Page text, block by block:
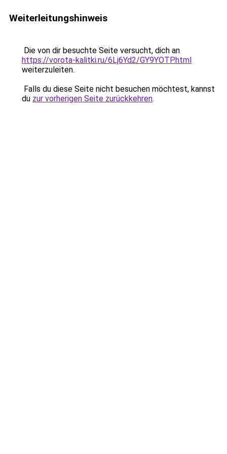
Weiterleitungshinweis
Die von dir besuchte Seite versucht, dich an
https://vorota-kalitki.ru/6Lj6Yd2/GY9YOTP.html
weiterzuleiten.
Falls du diese Seite nicht besuchen möchtest, kannst
du zur vorherigen Seite zurückkehren.